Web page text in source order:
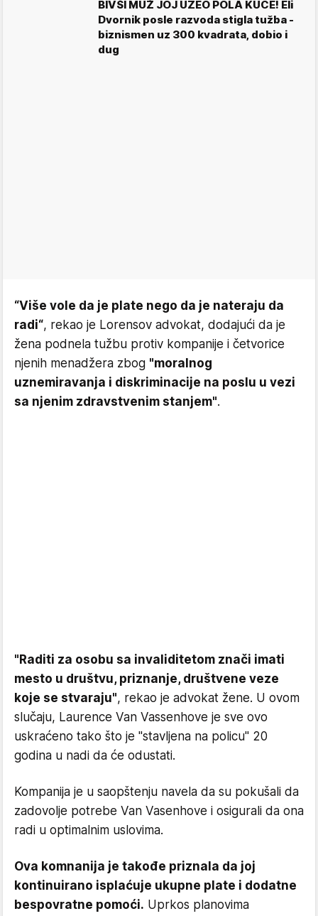
BIVŠI MUŽ JOJ UZEO POLA KUĆE! Eli
Dvornik posle razvoda stigla tužba -
biznismen uz 300 kvadrata, dobio i
dug
“Više vole da je plate nego da je nateraju da
radi“, rekao je Lorensov advokat, dodajući da je
žena podnela tužbu protiv kompanije i četvorice
njenih menadžera zbog "moralnog
uznemiravanja i diskriminacije na poslu u vezi
sa njenim zdravstvenim stanjem".
"Raditi za osobu sa invaliditetom znači imati
mesto u društvu, priznanje, društvene veze
koje se stvaraju", rekao je advokat žene. U ovom
slučaju, Laurence Van Vassenhove je sve ovo
uskraćeno tako što je "stavljena na policu" 20
godina u nadi da će odustati.
Kompanija je u saopštenju navela da su pokušali da
zadovolje potrebe Van Vasenhove i osigurali da ona
radi u optimalnim uslovima.
Ova komnanija je takođe priznala da joj
kontinuirano isplaćuje ukupne plate i dodatne
bespovratne pomoći. Uprkos planovima